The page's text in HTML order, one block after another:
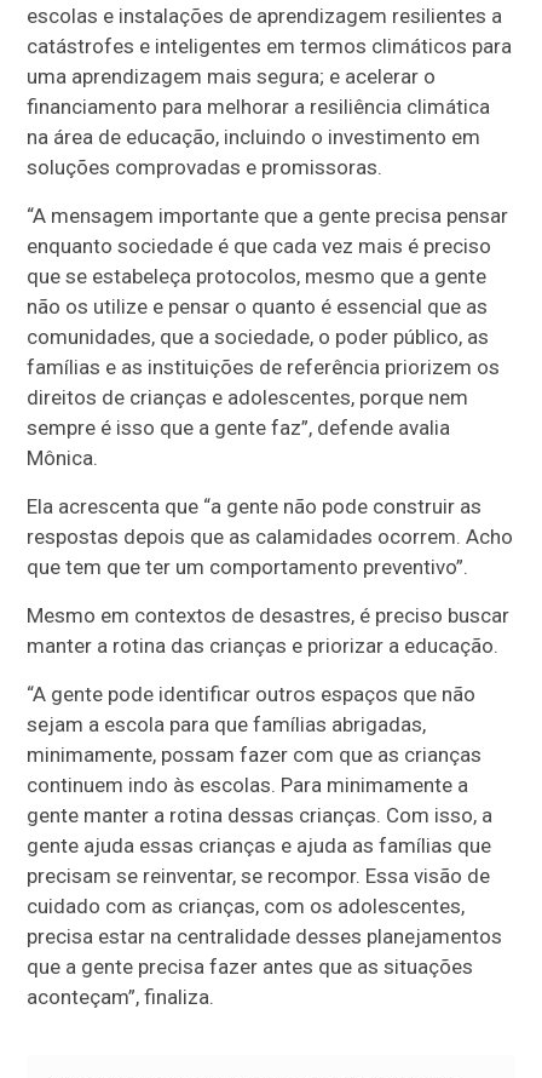
escolas e instalações de aprendizagem resilientes a
catástrofes e inteligentes em termos climáticos para
uma aprendizagem mais segura; e acelerar o
financiamento para melhorar a resiliência climática
na área de educação, incluindo o investimento em
soluções comprovadas e promissoras.
“A mensagem importante que a gente precisa pensar
enquanto sociedade é que cada vez mais é preciso
que se estabeleça protocolos, mesmo que a gente
não os utilize e pensar o quanto é essencial que as
comunidades, que a sociedade, o poder público, as
famílias e as instituições de referência priorizem os
direitos de crianças e adolescentes, porque nem
sempre é isso que a gente faz”, defende avalia
Mônica.
Ela acrescenta que “a gente não pode construir as
respostas depois que as calamidades ocorrem. Acho
que tem que ter um comportamento preventivo”.
Mesmo em contextos de desastres, é preciso buscar
manter a rotina das crianças e priorizar a educação.
“A gente pode identificar outros espaços que não
sejam a escola para que famílias abrigadas,
minimamente, possam fazer com que as crianças
continuem indo às escolas. Para minimamente a
gente manter a rotina dessas crianças. Com isso, a
gente ajuda essas crianças e ajuda as famílias que
precisam se reinventar, se recompor. Essa visão de
cuidado com as crianças, com os adolescentes,
precisa estar na centralidade desses planejamentos
que a gente precisa fazer antes que as situações
aconteçam”, finaliza.